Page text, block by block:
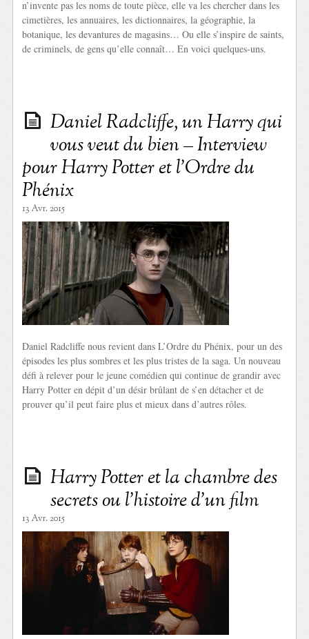
n’invente pas les noms de toute pièce, elle va les chercher dans les
cimetières, les annuaires, les dictionnaires, la géographie, la
botanique, les devantures de magasins… Ou elle s’inspire de saints,
de criminels, de gens qu’elle connaît… En voici quelques-uns.
Daniel Radcliffe, un Harry qui
vous veut du bien – Interview
pour Harry Potter et l’Ordre du
Phénix
13 Avr. 2015
Daniel Radcliffe nous revient dans L’Ordre du Phénix, pour un des
épisodes les plus sombres et les plus tristes de la saga. Un nouveau
défi à relever pour le jeune comédien qui continue de grandir avec
Harry Potter en dépit d’un désir brûlant de s’en détacher et de
prouver qu’il peut faire plus et mieux dans d’autres rôles.
Harry Potter et la chambre des
secrets ou l’histoire d’un film
13 Avr. 2015